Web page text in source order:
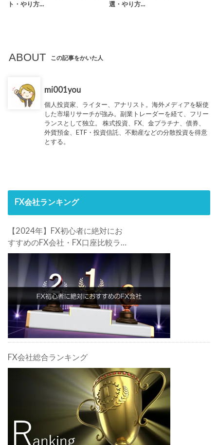
ト・やり方…
選・やり方…
ABOUT この記事をかいた人
mi001you
個人投資家、ライター、アナリスト。海外メディアを駆使
した市場リサーチが強み。副業トレーダーを経て、フリー
ランスとして独立。 株式投資、FX、金プラチナ、債券、
外貨預金、ETF・投資信託、不動産などの分散投資を得意
とする。
FX会社ランキング
【2024年】FX初心者に絶対にお
すすめのFX会社・FX口座比較ラン
キング。FX初心者におすすめの理
由・注意点も合わせて解説しま
す！
FX会社総合ランキング